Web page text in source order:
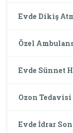
Evde Dikiş
Özel
Evde Sünnet
Ozon Tedavisi
Evde İdrar